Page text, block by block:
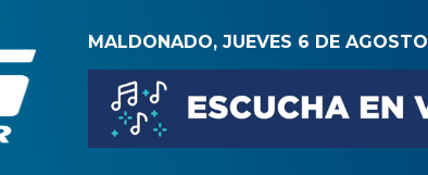
MALDONADO, JUEVES 6 DE AGOSTO